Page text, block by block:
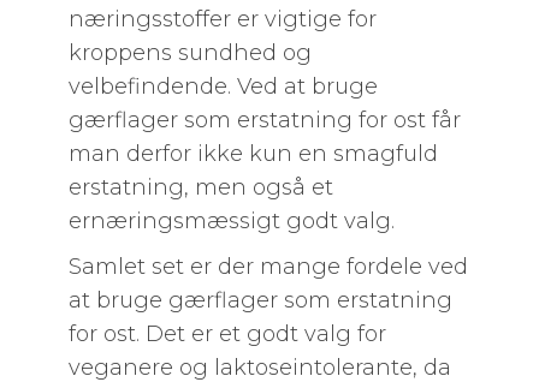
næringsstoffer er vigtige for
kroppens sundhed og
velbefindende. Ved at bruge
gærflager som erstatning for ost får
man derfor ikke kun en smagfuld
erstatning, men også et
ernæringsmæssigt godt valg.
Samlet set er der mange fordele ved
at bruge gærflager som erstatning
for ost. Det er et godt valg for
veganere og laktoseintolerante, da